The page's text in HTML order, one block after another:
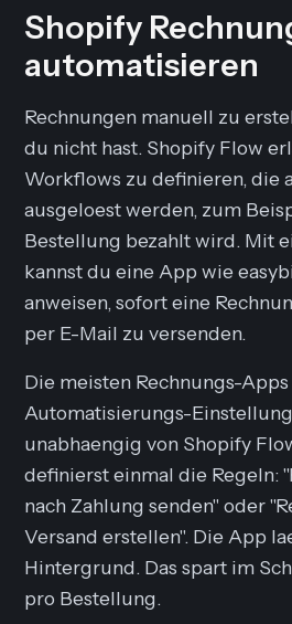
Shopify
automatisieren
Rechnungen manuell zu
du nicht hast. Shopify Flow
Workflows zu definieren, die
ausgeloest werden, zum
Bestellung bezahlt wird. Mit
kannst du eine App wie
anweisen, sofort eine
per E-Mail zu versenden.
Die meisten Rechnungs-
Automatisierungs-
unabhaengig von Shopify
definierst einmal die Regeln:
nach Zahlung senden" oder
Versand erstellen". Die App
Hintergrund. Das spart im
pro Bestellung.